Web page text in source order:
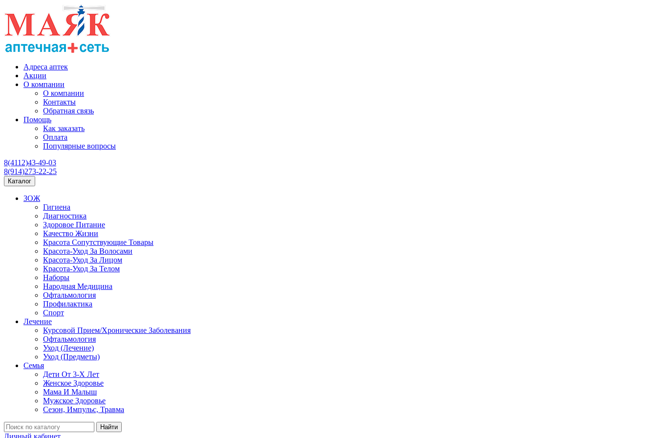
Адреса аптек
Акции
О компании
О компании
Контакты
Обратная связь
Помощь
Как заказать
Оплата
Популярные вопросы
8(4112)43-49-03
8(914)273-22-25
Каталог
ЗОЖ
Гигиена
Диагностика
Здоровое Питание
Качество Жизни
Красота Сопутствующие Товары
Красота-Уход За Волосами
Красота-Уход За Лицом
Красота-Уход За Телом
Наборы
Народная Медицина
Офтальмология
Профилактика
Спорт
Лечение
Курсовой Прием/Хронические Заболевания
Офтальмология
Уход (Лечение)
Уход (Предметы)
Семья
Дети От 3-Х Лет
Женское Здоровье
Мама И Малыш
Мужское Здоровье
Сезон, Импульс, Травма
Найти
Личный кабинет